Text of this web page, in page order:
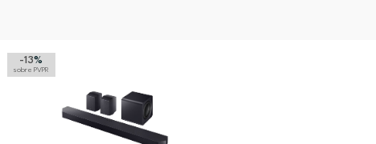
-13%
sobre PVPR